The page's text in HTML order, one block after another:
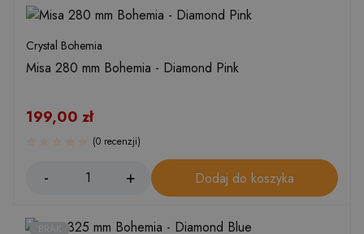
Crystal Bohemia
Misa 280 mm Bohemia - Diamond Pink
199,00 zł
(0 recenzji)
Dodaj do koszyka